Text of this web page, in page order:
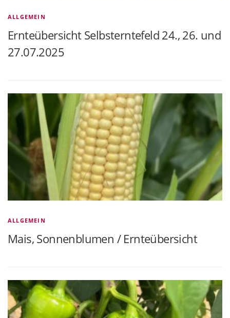
ALLGEMEIN
Ernteübersicht Selbsterntefeld 24., 26. und
27.07.2025
ALLGEMEIN
Mais, Sonnenblumen / Ernteübersicht